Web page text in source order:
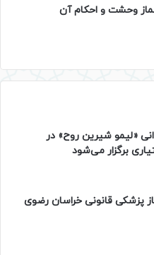
وحشت و احکام آن
«لیمو شیرین روح» در
برگزار می‌شود
پزشکی قانونی خراسان رضوی